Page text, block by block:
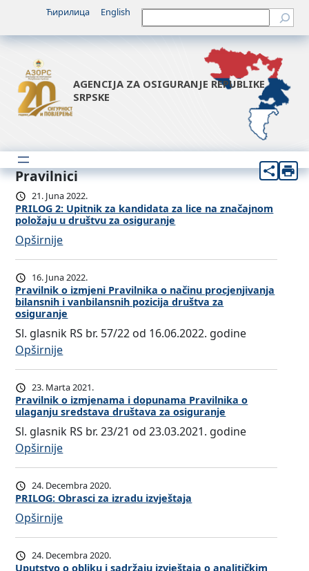
Ћирилица English Претрага
AGENCIJA ZA OSIGURANJE REPUBLIKE
SRPSKE
Pravilnici
21. Juna 2022.
PRILOG 2: Upitnik za kandidata za lice na značajnom
položaju u društvu za osiguranje
Opširnije:
P
R
I
L
O
G
2
:
U
p
i
t
n
i
k
z
a
k
a
16. Juna 2022.
Pravilnik o izmjeni Pravilnika o načinu procjenjivanja
bilansnih i vanbilansnih pozicija društva za
osiguranje
Sl. glasnik RS br. 57/22 od 16.06.2022. godine
Opširnije:
P
r
a
v
i
l
n
i
k
o
m
23. Marta 2021.
Pravilnik o izmjenama i dopunama Pravilnika o
ulaganju sredstava društava za osiguranje
Sl. glasnik RS br. 23/21 od 23.03.2021. godine
Opširnije:
P
r
a
n
24. Decembra 2020.
PRILOG: Obrasci za izradu izvještaja
Opširnije:
P
R
I
24. Decembra 2020.
Uputstvo o obliku i sadržaju izvještaja o analitičkim